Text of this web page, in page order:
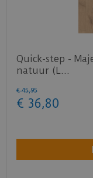
Quick-step -
natuur (L…
€ 45,95
€ 36,80